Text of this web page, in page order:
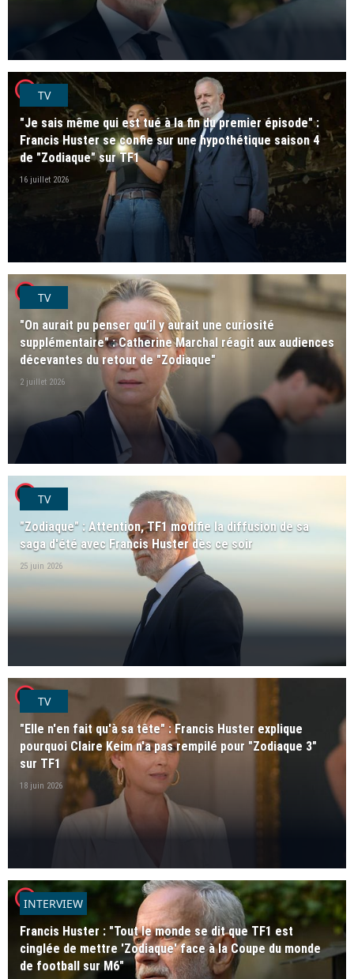
player2TV
"Je sais même qui est tué à la fin du premier épisode" :
Francis Huster se confie sur une hypothétique saison 4
de "Zodiaque" sur TF1
16 juillet 2026
player2TV
"On aurait pu penser qu’il y aurait une curiosité
supplémentaire" : Catherine Marchal réagit aux audiences
décevantes du retour de "Zodiaque"
2 juillet 2026
player2TV
"Zodiaque" : Attention, TF1 modifie la diffusion de sa
saga d'été avec Francis Huster dès ce soir
25 juin 2026
player2TV
"Elle n'en fait qu'à sa tête" : Francis Huster explique
pourquoi Claire Keim n'a pas rempilé pour "Zodiaque 3"
sur TF1
18 juin 2026
player2INTERVIEW
Francis Huster : "Tout le monde se dit que TF1 est
cinglée de mettre 'Zodiaque' face à la Coupe du monde
de football sur M6"